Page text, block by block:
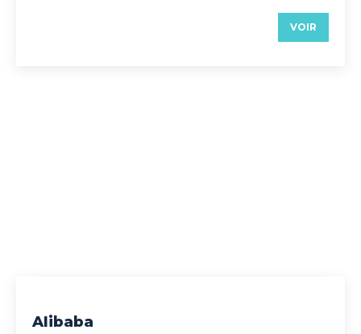
VOIR
Alibaba